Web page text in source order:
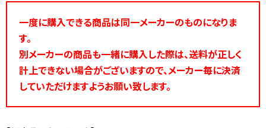
一度に購入できる商品は同一メーカーのものになりま
す。
別メーカーの商品も一緒に購入した際は、送料が正しく
計上できない場合がございますので、メーカー毎に決済
していただけますようお願い致します。